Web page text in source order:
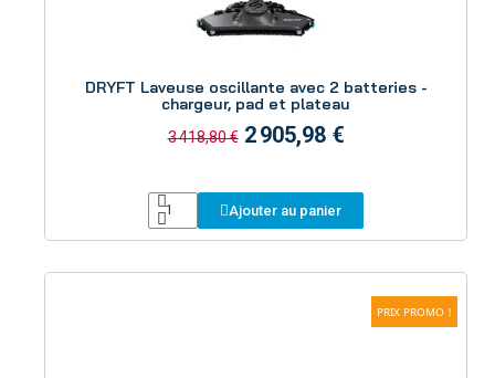
DRYFT Laveuse oscillante avec 2 batteries -
chargeur, pad et plateau
3 418,80 € 2 905,98 €
Ajouter au panier
PRIX PROMO !